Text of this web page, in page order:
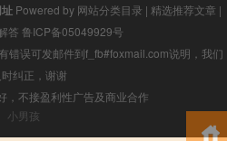
Powered by 网站分类目录 | 精选推荐文章 |
答 鲁ICP备05049929号
错误可发邮件到f_fb#foxmail.com说明，我们
纠正，谢谢
，不接盈利性广告及商业合作
小男孩